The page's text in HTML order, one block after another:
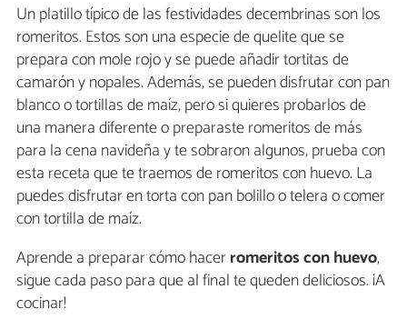
Un platillo típico de las festividades decembrinas son los
romeritos. Estos son una especie de quelite que se
prepara con mole rojo y se puede añadir tortitas de
camarón y nopales. Además, se pueden disfrutar con pan
blanco o tortillas de maíz, pero si quieres probarlos de
una manera diferente o preparaste romeritos de más
para la cena navideña y te sobraron algunos, prueba con
esta receta que te traemos de romeritos con huevo. La
puedes disfrutar en torta con pan bolillo o telera o comer
con tortilla de maíz.
Aprende a preparar cómo hacerromeritos con huevo,
sigue cada paso para que al final te queden deliciosos. ¡A
cocinar!